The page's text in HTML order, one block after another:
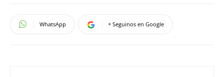
WhatsApp + Seguinos en Google